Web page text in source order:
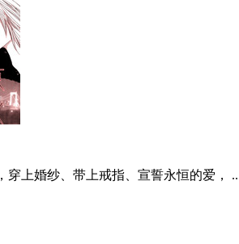
穿上婚纱、带上戒指、宣誓永恒的爱，